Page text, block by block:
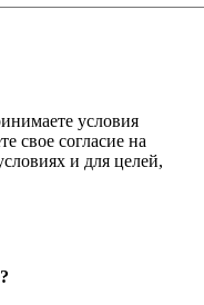
условия
свое согласие на
и для целей,